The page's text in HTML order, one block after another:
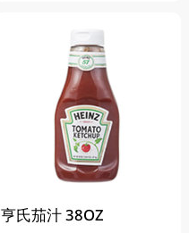
亨氏茄汁 38OZ